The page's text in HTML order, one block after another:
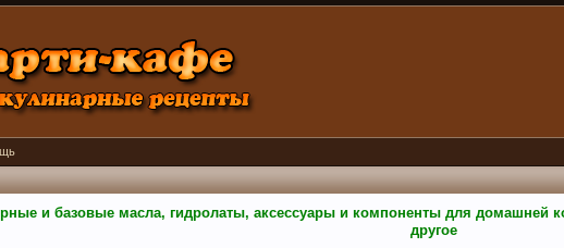
и базовые масла, гидролаты, аксессуары и компоненты для домашней
другое